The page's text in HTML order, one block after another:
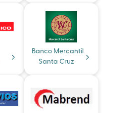
Banco Mercantil
Santa Cruz